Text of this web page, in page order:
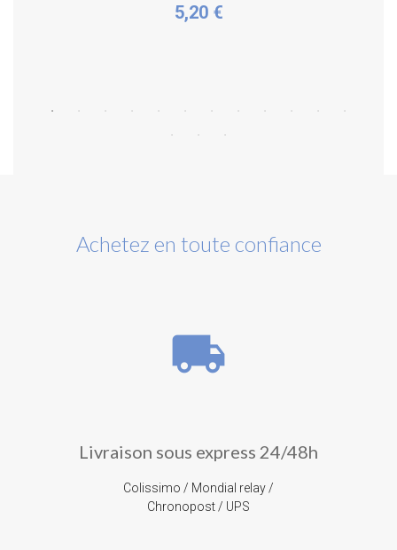
Acheter
5,20 €
Achetez en toute confiance
local_shipping
Livraison sous express 24/48h
Colissimo / Mondial relay /
Chronopost / UPS